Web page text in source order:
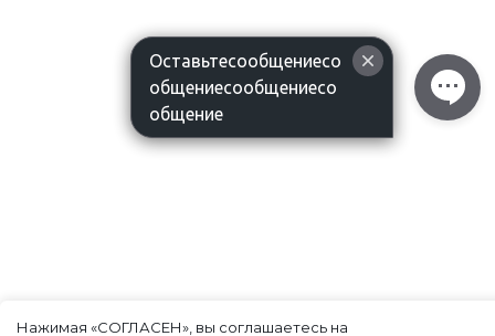
Нажимая «СОГЛАСЕН», вы соглашаетесь на
Оставьтесообщениесо
общениесообщениесо
общение